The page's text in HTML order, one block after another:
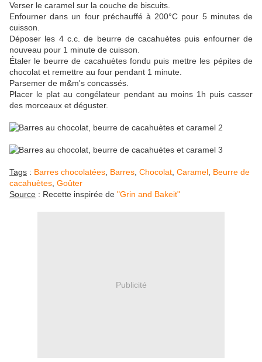
Verser le caramel sur la couche de biscuits.
Enfourner dans un four préchauffé à 200°C pour 5 minutes de
cuisson.
Déposer les 4 c.c. de beurre de cacahuètes puis enfourner de
nouveau pour 1 minute de cuisson.
Étaler le beurre de cacahuètes fondu puis mettre les pépites de
chocolat et remettre au four pendant 1 minute.
Parsemer de m&m's concassés.
Placer le plat au congélateur pendant au moins 1h puis casser
des morceaux et déguster.
Tags : Barres chocolatées Barres Chocolat Caramel Beurre de
cacahuètes Goûter
Source : Recette inspirée de "Grin and Bakeit"
Publicité